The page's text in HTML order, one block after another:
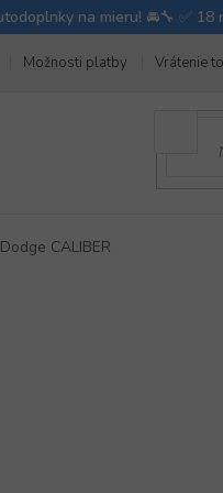
Možnosti platby Vrátenie
Dodge CALIBER